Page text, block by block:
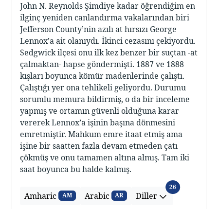
John N. Reynolds Şimdiye kadar öğrendiğim en
ilginç yeniden canlandırma vakalarından biri
Jefferson County’nin azılı at hırsızı George
Lennox’a ait olanıydı. İkinci cezasını çekiyordu.
Sedgwick ilçesi onu ilk kez benzer bir suçtan -at
çalmaktan- hapse göndermişti. 1887 ve 1888
kışları boyunca kömür madenlerinde çalıştı.
Çalıştığı yer ona tehlikeli geliyordu. Durumu
sorumlu memura bildirmiş, o da bir inceleme
yapmış ve ortamın güvenli olduğuna karar
vererek Lennox’a işinin başına dönmesini
emretmiştir. Mahkum emre itaat etmiş ama
işine bir saatten fazla devam etmeden çatı
çökmüş ve onu tamamen altına almış. Tam iki
saat boyunca bu halde kalmış.
Amharic AM Arabic AR Diller
26Diller